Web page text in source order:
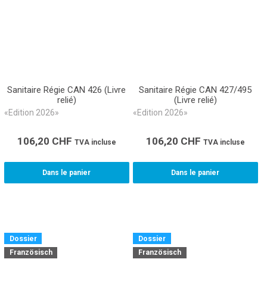
Sanitaire Régie CAN 426 (Livre
relié)
«Edition 2026»
106,20 CHF TVA incluse
Dans le panier
Sanitaire Régie CAN 427/495
(Livre relié)
«Edition 2026»
106,20 CHF TVA incluse
Dans le panier
Dossier
Französisch
Dossier
Französisch